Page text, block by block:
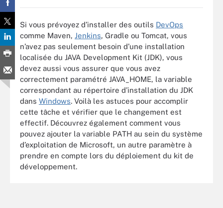
Si vous prévoyez d’installer des outils DevOps
comme Maven, Jenkins, Gradle ou Tomcat, vous
n’avez pas seulement besoin d’une installation
localisée du JAVA Development Kit (JDK), vous
devez aussi vous assurer que vous avez
correctement paramétré JAVA_HOME, la variable
correspondant au répertoire d’installation du JDK
dans Windows. Voilà les astuces pour accomplir
cette tâche et vérifier que le changement est
effectif. Découvrez également comment vous
pouvez ajouter la variable PATH au sein du système
d’exploitation de Microsoft, un autre paramètre à
prendre en compte lors du déploiement du kit de
développement.